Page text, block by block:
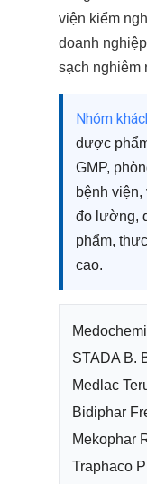
viện kiểm
doanh
sạch nghiêm
Nhóm
dược
GMP,
bệnh viện,
đo lường,
phẩm,
cao.
STADA B.
Medlac
Bidiphar
Mekophar
Traphaco